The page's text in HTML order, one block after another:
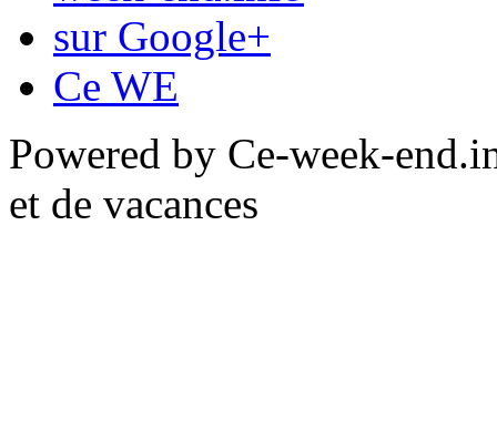
Ce WE
Powered by Ce-week-
et de vacances